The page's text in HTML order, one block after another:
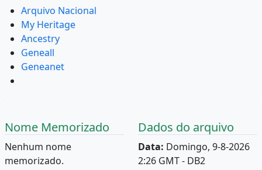
Arquivo Nacional
My Heritage
Ancestry
Geneall
Geneanet
Nome Memorizado
Nenhum nome
memorizado.
Dados do arquivo
Data: Domingo, 9-8-2026
2:26 GMT - DB2